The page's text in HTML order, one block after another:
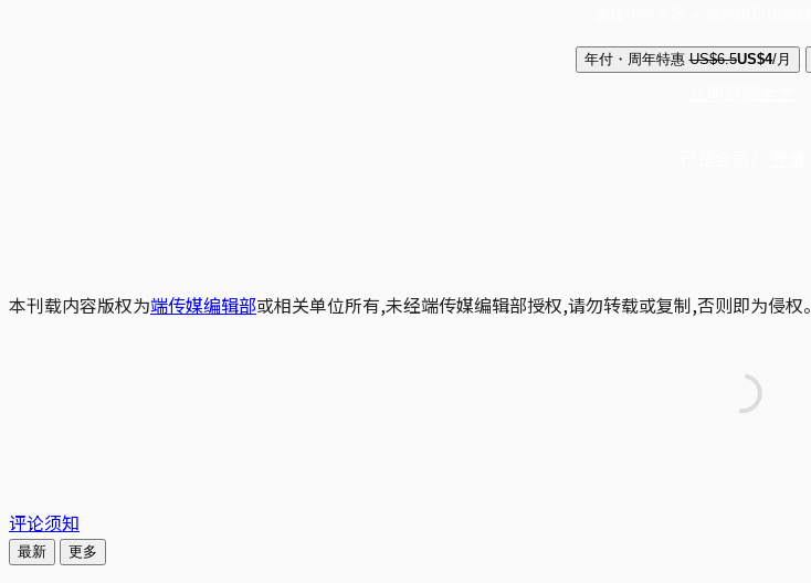
年付・周年特惠 US$6.5US$4/月
本刊载内容版权为端传媒编辑部或相关单位所有,未经端传媒编辑部授权,请勿转载或复制,否则即为侵权。
评论须知
最新 更多